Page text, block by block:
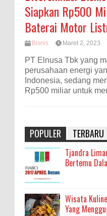
Siapkan Rp500
Baterai Motor
Bisnis Maret 2, 2023
PT Elnusa Tbk yang
perusahaan energi
Indonesia, sedang
Rp500 miliar untuk
POPULER TERBARU
Tjandra
Bertemu
Wisata
Yang